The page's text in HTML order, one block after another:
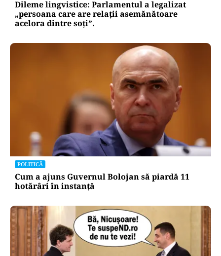
Dileme lingvistice: Parlamentul a legalizat
„persoana care are relații asemănătoare
acelora dintre soți”.
POLITICĂ
Cum a ajuns Guvernul Bolojan să piardă 11
hotărâri în instanță